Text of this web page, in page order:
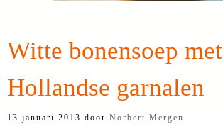
Witte bonensoep met
Hollandse garnalen
13 januari 2013 door Norbert Mergen